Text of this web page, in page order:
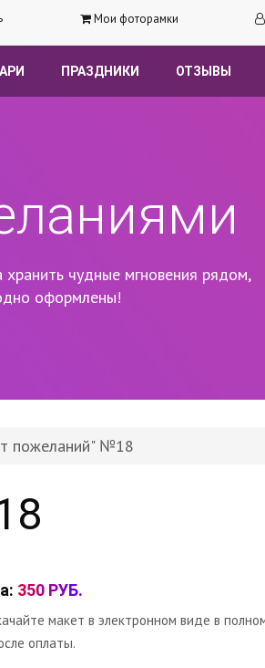
Мои фоторамки
ПРАЗДНИКИ ОТЗЫВЫ
чудные мгновения рядом,
оформлены!
пожеланий" №18
350 РУБ.
макет в электронном виде в
оплаты.